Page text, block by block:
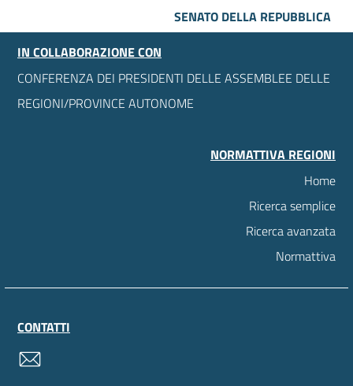
SENATO DELLA REPUBBLICA
IN COLLABORAZIONE CON
CONFERENZA DEI PRESIDENTI DELLE ASSEMBLEE DELLE
REGIONI/PROVINCE AUTONOME
NORMATTIVA REGIONI
Home
Ricerca semplice
Ricerca avanzata
Normattiva
CONTATTI